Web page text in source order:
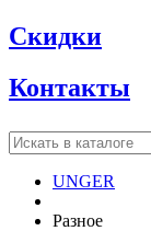
Скидки
Контакты
UNGER
Разное